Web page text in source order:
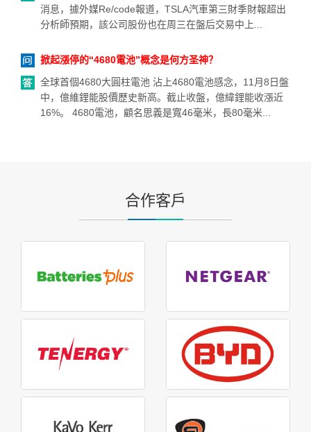
消息，據外媒Re/code報道，TSLA汽車第三財季財報超出
分析師預期，該公司股份也在周三在盤后交易中上...
掀起漲停的“4680電池”概念是何方圣神？
全球首個4680大圓柱電池 沾上4680電池感念，11月8日盤
中，億維鋰能股價歷史新高。截止收盤，億緯鋰能收漲近
16%。 4680電池，顧名思義是寬46毫米，長80毫米...
合作客戶